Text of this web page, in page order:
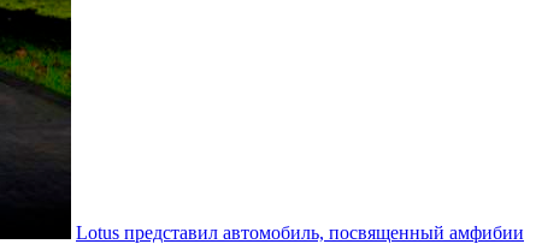
Lotus представил автомобиль, посвященный амфибии